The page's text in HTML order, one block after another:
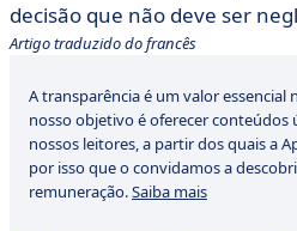
decisão que não deve ser
Artigo traduzido do francês
A transparência é um valor essencial
nosso objetivo é oferecer conteúdos
nossos leitores, a partir dos quais a
por isso que o convidamos a
remuneração.Saiba mais